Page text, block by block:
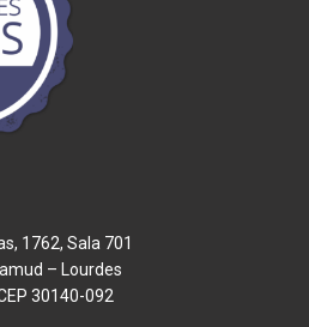
1762, Sala 701
– Lourdes
30140-092